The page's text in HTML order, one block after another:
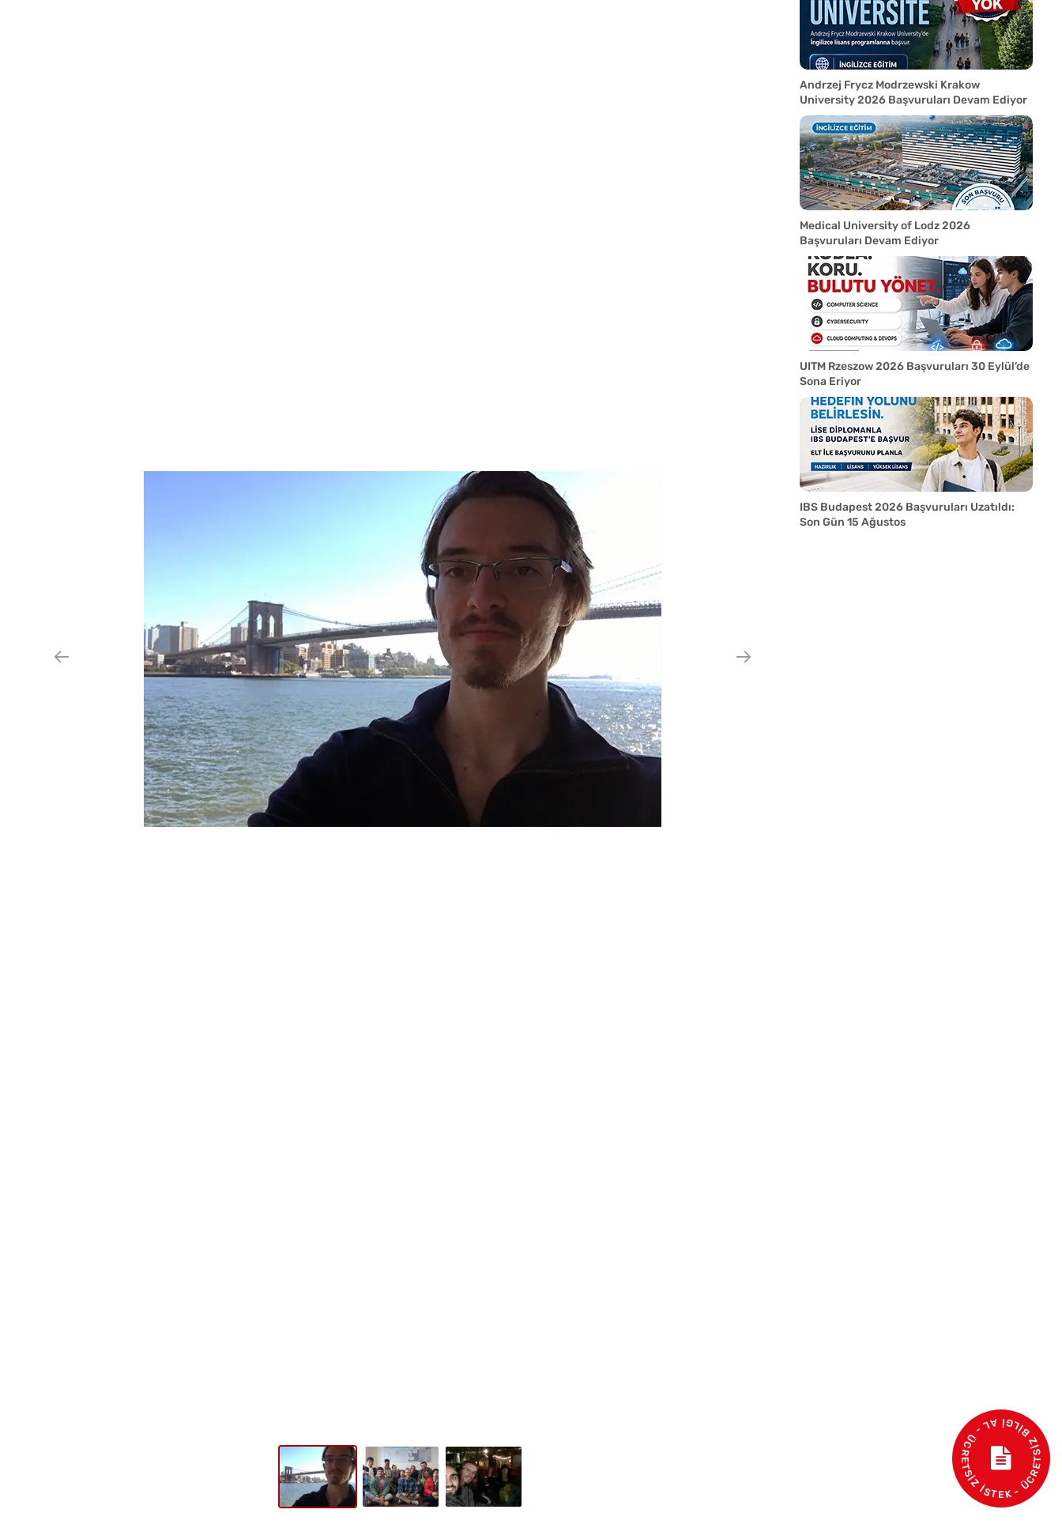
Andrzej Frycz Modrzewski Krakow
University 2026 Başvuruları Devam Ediyor
Medical University of Lodz 2026
Başvuruları Devam Ediyor
UITM Rzeszow 2026 Başvuruları 30 Eylül’de
Sona Eriyor
IBS Budapest 2026 Başvuruları Uzatıldı:
Son Gün 15 Ağustos
- ÜCRETSİZ BİLGİ AL - ÜCRETSİZ İSTEK